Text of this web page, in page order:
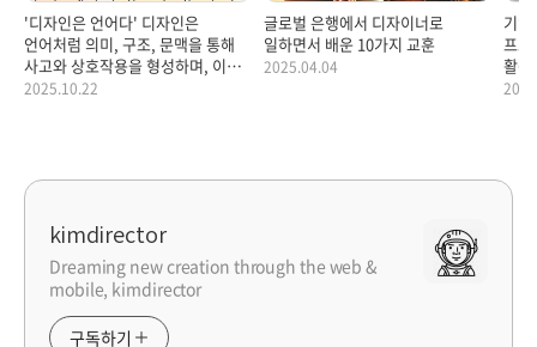
'디자인은 언어다' 디자인은
언어처럼 의미, 구조, 문맥을 통해
사고와 상호작용을 형성하며, 이를
이해하면 변화와 혁신을 효과적으로
2025.10.22
글로벌 은행에서 디자이너로
일하면서 배운 10가지 교훈
2025.04.04
기
프
활용
kimdirector
Dreaming new creation through the web &
mobile, kimdirector
구독하기